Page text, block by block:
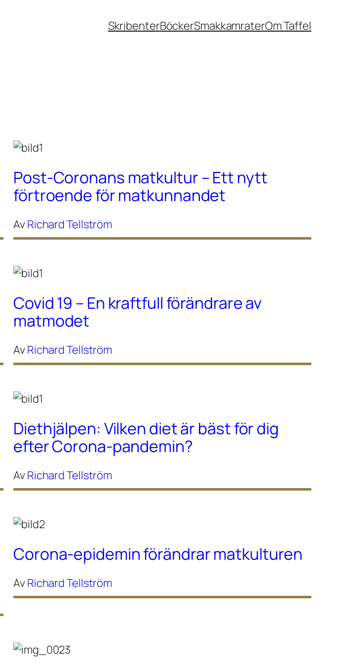
SkribenterBöckerSmakkamraterOm Taffel
Post-Coronans matkultur – Ett nytt
förtroende för matkunnandet
AvRichard Tellström
Covid 19 – En kraftfull förändrare av
matmodet
AvRichard Tellström
Diethjälpen: Vilken diet är bäst för dig
efter Corona-pandemin?
AvRichard Tellström
Corona-epidemin förändrar matkulturen
AvRichard Tellström